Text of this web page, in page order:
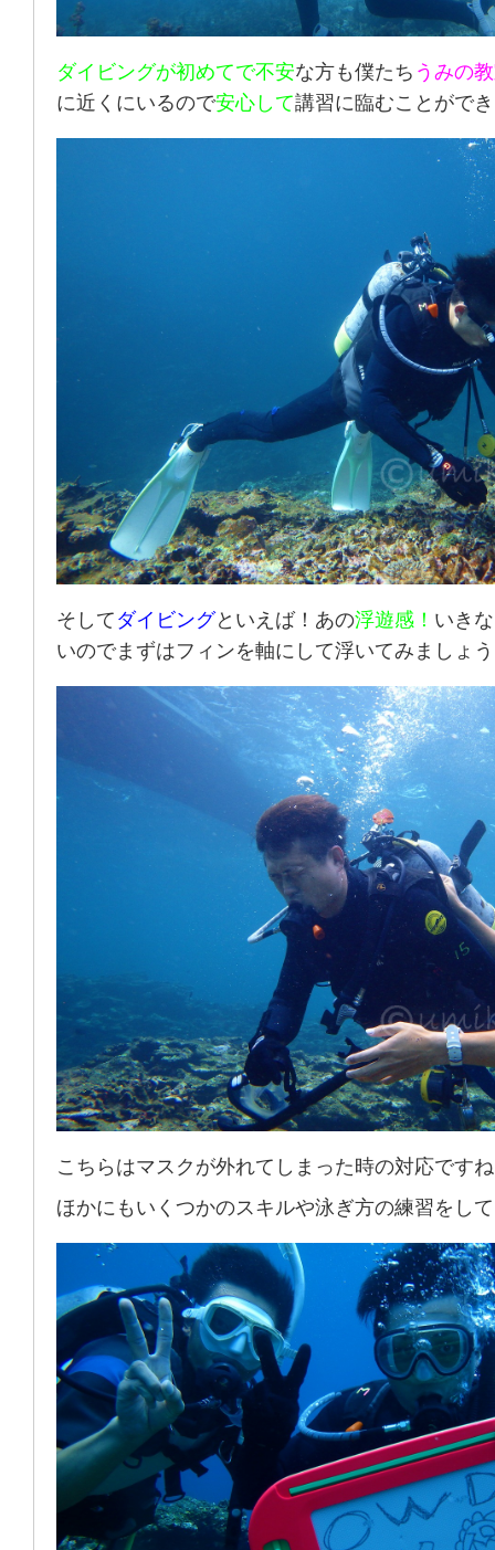
ダイビングが初めてで不安な方も僕たち うみの
に近くにいるので安心して講習に臨むことがで
そして ダイビングといえば！あの浮遊感！ いき
いのでまずはフィンを軸にして浮いてみましょ
こちらはマスクが外れてしまった時の対応です
ほかにもいくつかのスキルや泳ぎ方の練習をし